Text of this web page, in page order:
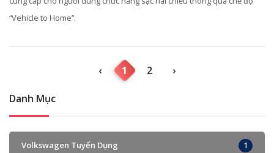
“Vehicle to Home”.
‹ 1 2 ›
Danh Mục
Volkswagen Tuyển Dụng 1